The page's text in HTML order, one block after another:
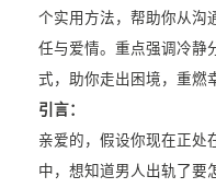
个实用方法，帮助你从沟
任与爱情。重点强调冷静
式，助你走出困境，重燃
引言：
亲爱的，假设你现在正处
中，想知道男人出轨了要